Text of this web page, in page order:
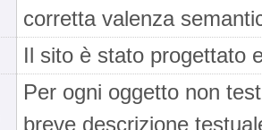
corretta valenza
Il sito è stato progettato
Per ogni oggetto non
breve descrizione